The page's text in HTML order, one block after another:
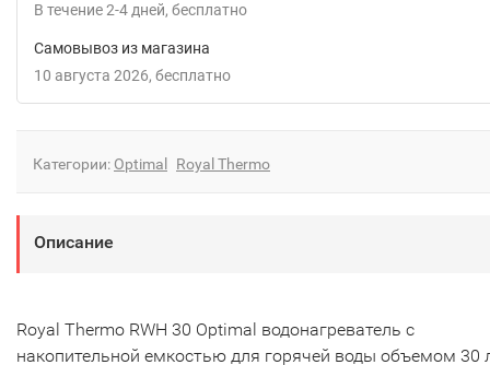
В течение2-4 дней Бесплатно
Самовывоз из магазина
10 августа 2026
Бесплатно
Категории: Optimal Royal Thermo
Описание
Royal Thermo RWH 30 Optimal водонагреватель с
накопительной емкостью для горячей воды объемом 30